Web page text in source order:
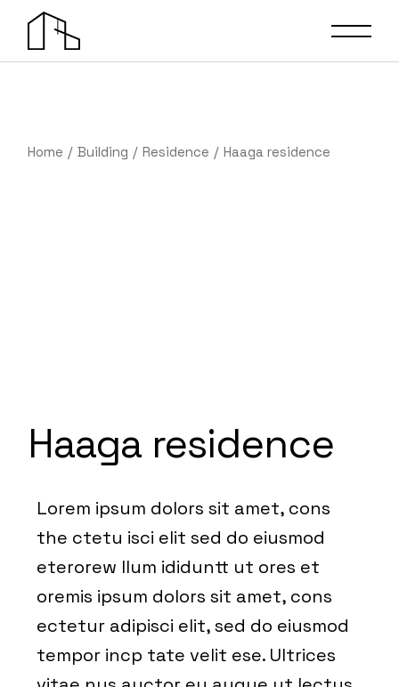
Home Building Residence Haaga residence
Haaga residence
Lorem ipsum dolors sit amet, cons
the ctetu isci elit sed do eiusmod
eterorew llum ididuntt ut ores et
oremis ipsum dolors sit amet, cons
ectetur adipisci elit, sed do eiusmod
tempor incp tate velit ese. Ultrices